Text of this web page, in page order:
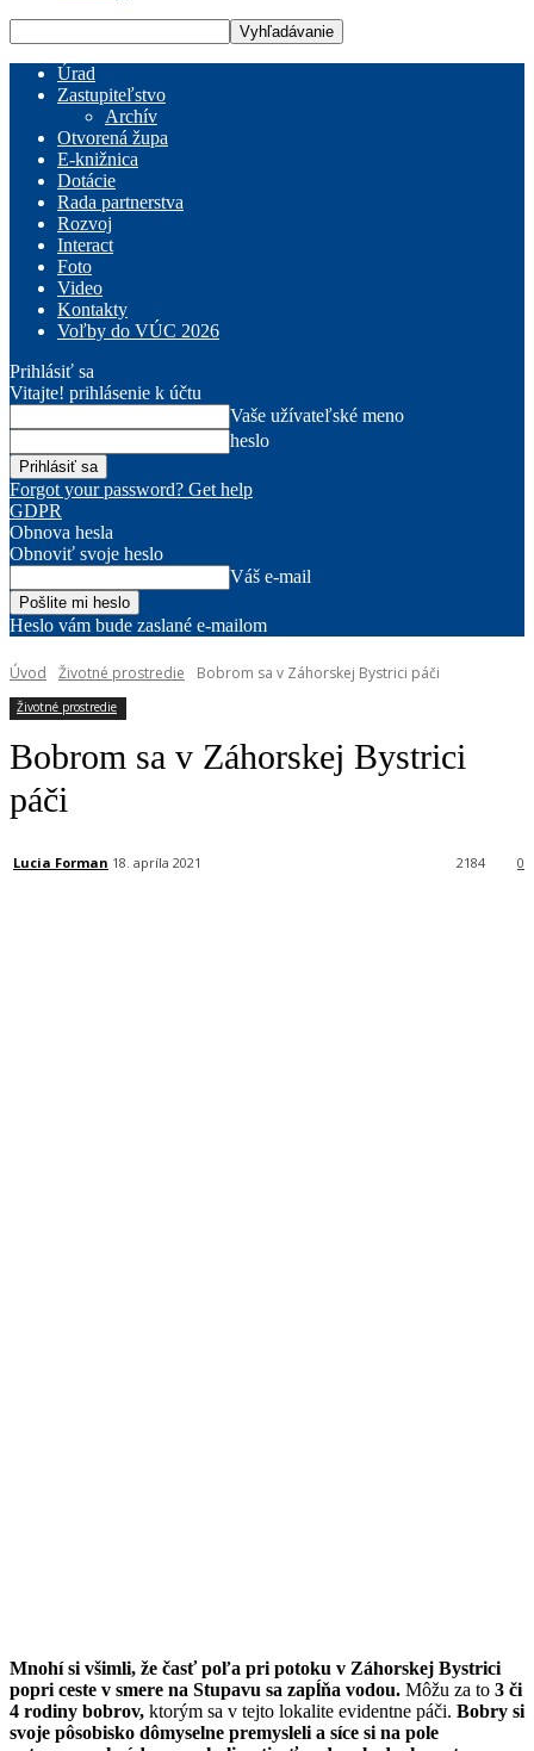
Úrad
Zastupiteľstvo
Archív
Otvorená župa
E-knižnica
Dotácie
Rada partnerstva
Rozvoj
Interact
Foto
Video
Kontakty
Voľby do VÚC 2026
Prihlásiť sa
Vitajte! prihlásenie k účtu
Vaše užívateľské meno
heslo
Forgot your password? Get help
GDPR
Obnova hesla
Obnoviť svoje heslo
Váš e-mail
Heslo vám bude zaslané e-mailom
Úvod Životné prostredie Bobrom sa v Záhorskej Bystrici páči
Životné prostredie
Bobrom sa v Záhorskej Bystrici
páči
Lucia Forman 18. apríla 2021 0
2184
Mnohí si všimli, že časť poľa pri potoku v Záhorskej Bystrici
popri ceste v smere na Stupavu sa zapĺňa vodou. Môžu za to 3 či
4 rodiny bobrov, ktorým sa v tejto lokalite evidentne páči. Bobry si
svoje pôsobisko dômyselne premysleli a síce si na pole